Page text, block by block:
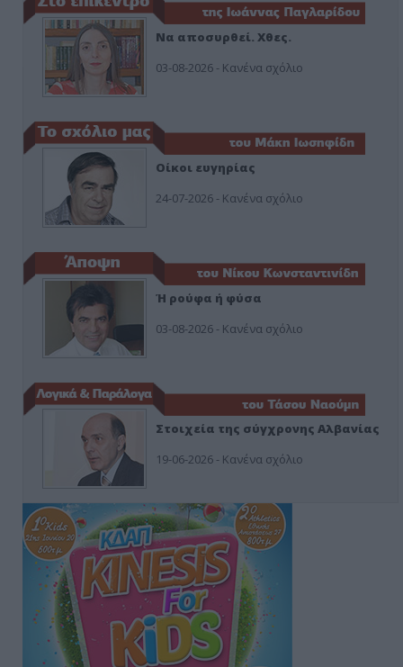
Να αποσυρθεί. Χθες.
03-08-2026 - Κανένα σχόλιο
Οίκοι ευγηρίας
24-07-2026 - Κανένα σχόλιο
Ή ρούφα ή φύσα
03-08-2026 - Κανένα σχόλιο
Στοιχεία της σύγχρονης Αλβανίας
19-06-2026 - Κανένα σχόλιο